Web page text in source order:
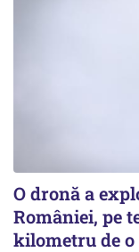
O dronă a
României, pe
kilometru de